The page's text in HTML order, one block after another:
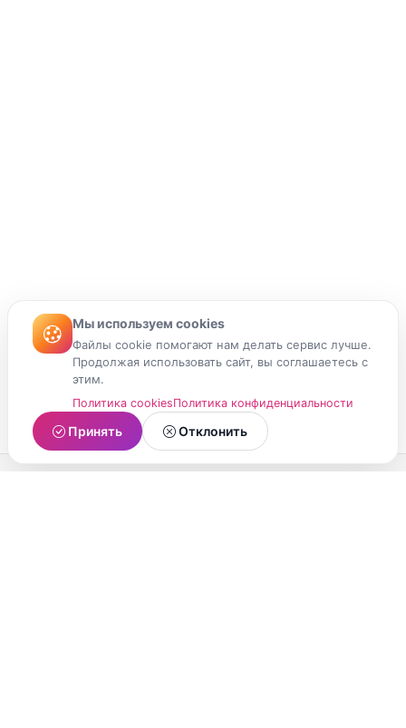
Мы используем cookies
Файлы cookie помогают нам делать сервис лучше.
Продолжая использовать сайт, вы соглашаетесь с
этим.
Политика cookiesПолитика конфиденциальности
Принять Отклонить